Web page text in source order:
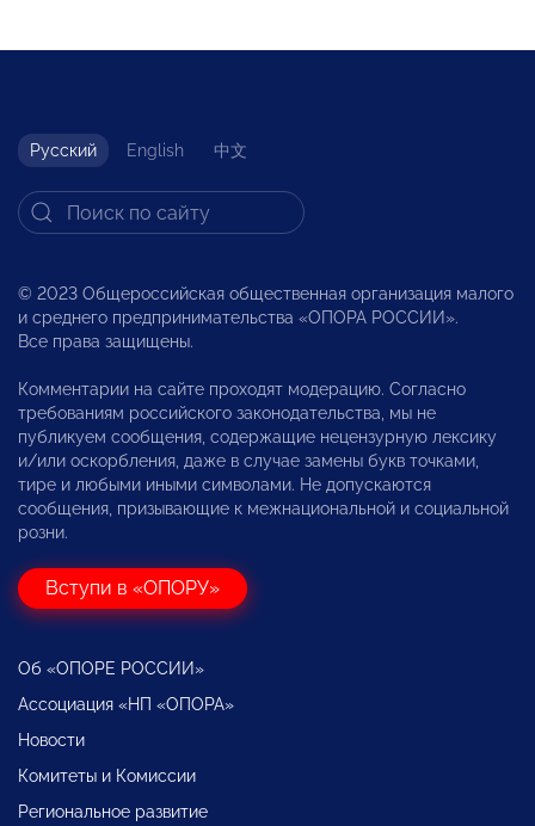
Русский English 中文
© 2023 Общероссийская общественная организация малого
и среднего предпринимательства «ОПОРА РОССИИ».
Все права защищены.
Комментарии на сайте проходят модерацию. Согласно
требованиям российского законодательства, мы не
публикуем сообщения, содержащие нецензурную лексику
и/или оскорбления, даже в случае замены букв точками,
тире и любыми иными символами. Не допускаются
сообщения, призывающие к межнациональной и социальной
розни.
Вступи в «ОПОРУ»
Об «ОПОРЕ РОССИИ»
Ассоциация «НП «ОПОРА»
Новости
Комитеты и Комиссии
Региональное развитие